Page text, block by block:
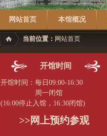
网站首页 本馆概况
当前位置： 网站首页
开馆时间
开馆时间：每日09:00-16:30
周一闭馆
(16:00停止入馆，16:30闭馆)
>>网上预约参观